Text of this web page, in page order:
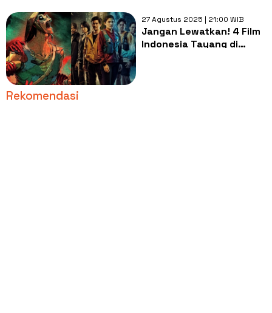
27 Agustus 2025 | 21:00 WIB
Jangan Lewatkan! 4 Film
Indonesia Tayang di
Rekomendasi